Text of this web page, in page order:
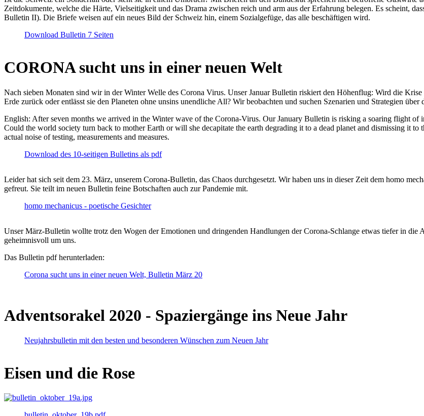
Zeitdokumente, welche die Härte, Vielseitigkeit und das Drama zwischen reich und arm aus der Erfahrung belegen. Es scheint,
Bulletin II). Die Briefe weisen auf ein neues Bild der Schweiz hin, einem Sozialgefüge, das alle beschäftigen wird.
Download Bulletin 7 Seiten
CORONA sucht uns in einer neuen Welt
Nach sieben Monaten sind wir in der Winter Welle des Corona Virus. Unser Januar Bulletin riskiert den Höhenflug: Wird die
Erde zurück oder entlässt sie den Planeten ohne unsins unendliche All? Wir beobachten und suchen Szenarien und Strategien
English: After seven months we arrived in the Winter wave of the Corona-Virus. Our January Bulletin is risking a soaring flight of
Could the world society turn back to mother Earth or will she decapitate the earth degrading it to a dead planet and dismissing it to
actual noise of testing, measurements and measures.
Download des 10-seitigen Bulletins als pdf
Leider hat sich seit dem 23. März, unserem Corona-Bulletin, das Chaos durchgesetzt. Wir haben uns in dieser Zeit dem homo
gefreut. Sie teilt im neuen Bulletin feine Botschaften auch zur Pandemie mit.
homo mechanicus - poetische Gesichter
Unser März-Bulletin wollte trotz den Wogen der Emotionen und dringenden Handlungen der Corona-Schlange etwas tiefer in die
geheimnisvoll um uns.
Das Bulletin pdf herunterladen:
Corona sucht uns in einer neuen Welt, Bulletin März 20
Adventsorakel 2020 - Spaziergänge ins Neue Jahr
Neujahrsbulletin mit den besten und besonderen Wünschen zum Neuen Jahr
Eisen und die Rose